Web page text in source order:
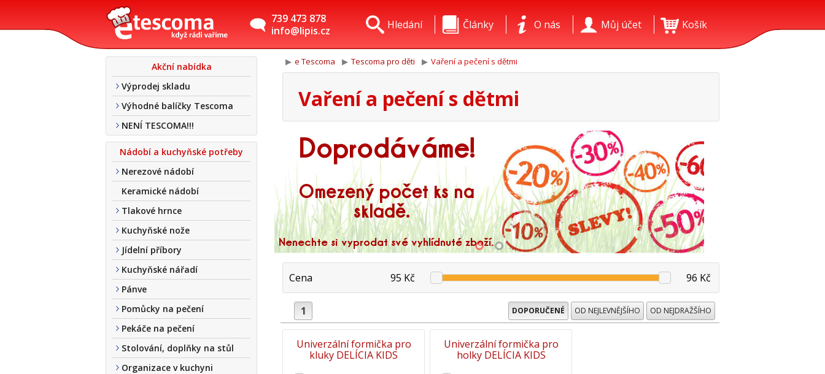
739 473 878
info@lipis.cz
Košík
Můj účet
O nás
Články
Hledání
Akční nabídka
Výprodej skladu
Výhodné balíčky Tescoma
NENÍ TESCOMA!!!
Nádobí a kuchyňské potřeby
Nerezové nádobí
Keramické nádobí
Tlakové hrnce
Kuchyňské nože
Jídelní příbory
Kuchyňské nářadí
Pánve
Pomůcky na pečení
Pekáče na pečení
Stolování, doplňky na stůl
Organizace v kuchyni
e Tescoma Tescoma pro děti Vaření a pečení s dětmi
Vaření a pečení s dětmi
Cena 95 Kč 96 Kč
1 DOPORUČENÉ OD NEJLEVNĚJŠÍHO OD NEJDRAŽŠÍHO
Univerzální formička pro
kluky DELÍCIA KIDS
Univerzální formička pro
holky DELÍCIA KIDS